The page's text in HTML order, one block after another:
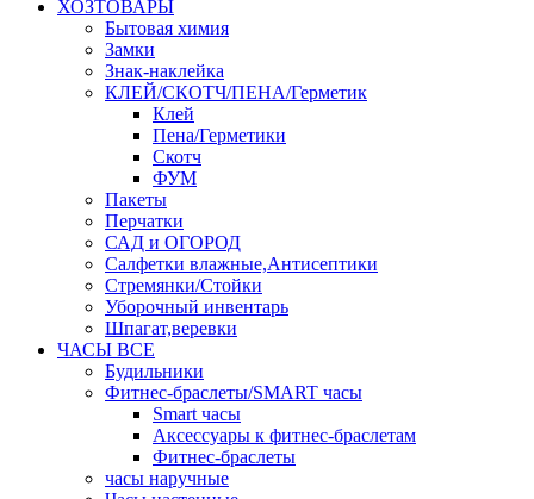
ХОЗТОВАРЫ
Бытовая химия
Замки
Знак-наклейка
КЛЕЙ/СКОТЧ/ПЕНА/Герметик
Клей
Пена/Герметики
Скотч
ФУМ
Пакеты
Перчатки
САД и ОГОРОД
Салфетки влажные,Антисептики
Стремянки/Стойки
Уборочный инвентарь
Шпагат,веревки
ЧАСЫ ВСЕ
Будильники
Фитнес-браслеты/SMART часы
Smart часы
Аксессуары к фитнес-браслетам
Фитнес-браслеты
часы наручные